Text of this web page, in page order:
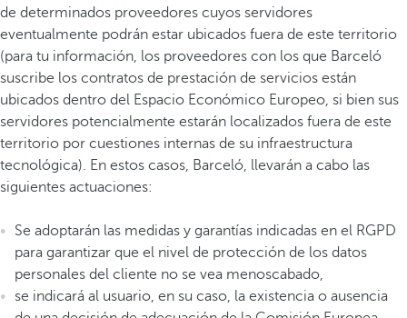
de determinados proveedores cuyos servidores
eventualmente podrán estar ubicados fuera de este territorio
(para tu información, los proveedores con los que Barceló
suscribe los contratos de prestación de servicios están
ubicados dentro del Espacio Económico Europeo, si bien sus
servidores potencialmente estarán localizados fuera de este
territorio por cuestiones internas de su infraestructura
tecnológica). En estos casos, Barceló, llevarán a cabo las
siguientes actuaciones:
Se adoptarán las medidas y garantías indicadas en el RGPD
para garantizar que el nivel de protección de los datos
personales del cliente no se vea menoscabado,
se indicará al usuario, en su caso, la existencia o ausencia